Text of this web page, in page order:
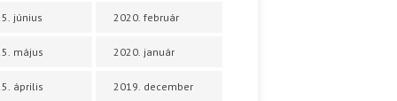
június
május
április
2020. február
2020. január
2019. december